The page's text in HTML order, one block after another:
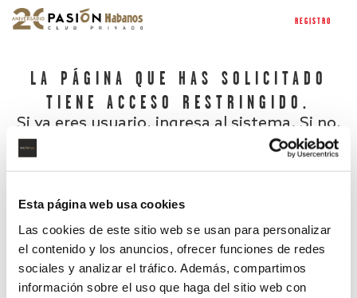
Esta página web usa cookies
Las cookies de este sitio web se usan para personalizar
el contenido y los anuncios, ofrecer funciones de redes
sociales y analizar el tráfico. Además, compartimos
información sobre el uso que haga del sitio web con
REGISTRO
LA PÁGINA QUE HAS SOLICITADO
TIENE ACCESO RESTRINGIDO.
Si ya eres usuario, ingresa al sistema. Si no,